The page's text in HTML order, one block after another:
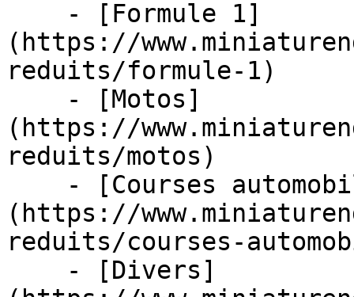
(https://
reduits/formule-1)
(https://
reduits/motos)
(https://
reduits/courses-